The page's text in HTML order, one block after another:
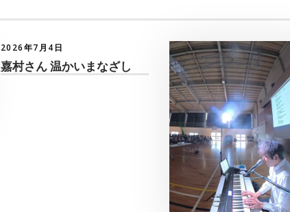
2026年7月4日
嘉村さん 温かいまなざし